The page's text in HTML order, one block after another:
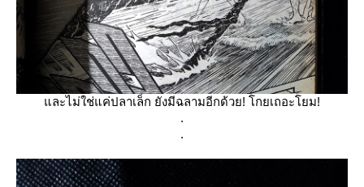
ละไม่ใช่แค่ปลาเล็ก ยังมีฉลามอีกด้วย! โกยเถอะโยม!
.
.